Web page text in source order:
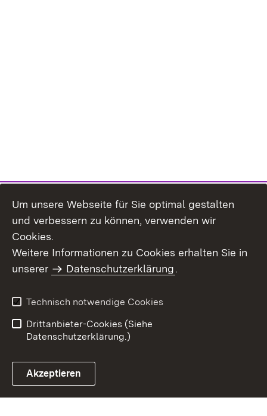
Benutzungshinweise
Erklärung zur
Um unsere Webseite für Sie optimal gestalten
und verbessern zu können, verwenden wir
Cookies.
Weitere Informationen zu Cookies erhalten Sie in
unserer
Datenschutzerklärung.
Technisch notwendige Cookies
Drittanbieter-Cookies (Siehe
Datenschutzerklärung.)
Akzeptieren